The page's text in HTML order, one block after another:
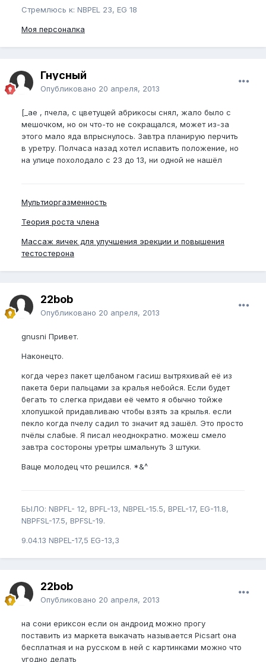
Стремлюсь к: NBPEL 23, EG 18
Моя персоналка
Гнусный
Опубликовано 20 апреля, 2013
[_ae , пчела, с цветущей абрикосы снял, жало было с
мешочком, но он что-то не сокращался, может из-за
этого мало яда впрыснулось. Завтра планирую перчить
в уретру. Полчаса назад хотел испавить положение, но
на улице похолодало с 23 до 13, ни одной не нашёл
Мультиоргазменность
Теория роста члена
Массаж яичек для улучшения эрекции и повышения
тестостерона
22bob
Опубликовано 20 апреля, 2013
gnusni Привет.
Наконецто.
когда через пакет щелбаном гасиш вытряхивай её из
пакета бери пальцами за кралья небойся. Если будет
бегать то слегка придави её чемто я обычно тойже
хлопушкой придавливаю чтобы взять за крылья. если
пекло когда пчелу садил то значит яд зашёл. Это просто
пчёлы слабые. Я писал неоднократно. можеш смело
завтра состороны уретры шмальнуть 3 штуки.
Ваще молодец что решился. *&^
БЫЛО: NBPFL- 12, BPFL-13, NBPEL-15.5, BPEL-17, EG-11.8,
NBPFSL-17.5, BPFSL-19.
9.04.13 NBPEL-17,5 EG-13,3
22bob
Опубликовано 20 апреля, 2013
на сони ериксон если он андроид можно прогу
поставить из маркета выкачать называется Picsart она
бесплатная и на русском в ней с картинками можно что
угодно делать